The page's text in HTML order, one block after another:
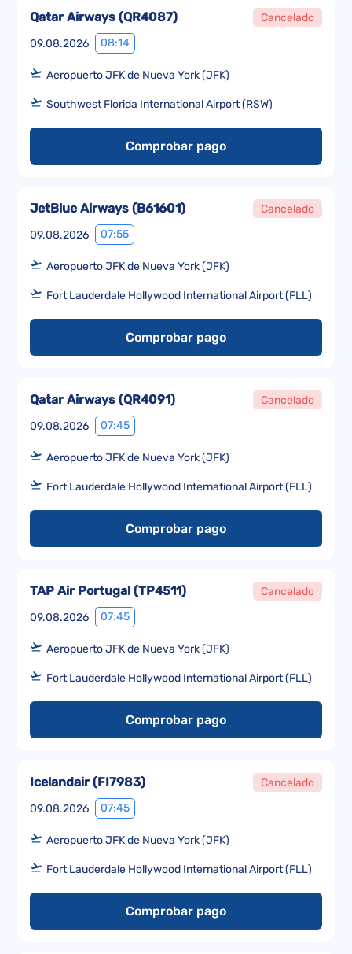
09.08.2026 08:14
Qatar Airways (QR4087) Cancelado
Aeropuerto JFK de Nueva York (JFK)
Southwest Florida International Airport (RSW)
Comprobar pago
09.08.2026 07:55
JetBlue Airways (B61601) Cancelado
Aeropuerto JFK de Nueva York (JFK)
Fort Lauderdale Hollywood International Airport (FLL)
Comprobar pago
09.08.2026 07:45
Qatar Airways (QR4091) Cancelado
Aeropuerto JFK de Nueva York (JFK)
Fort Lauderdale Hollywood International Airport (FLL)
Comprobar pago
09.08.2026 07:45
TAP Air Portugal (TP4511) Cancelado
Aeropuerto JFK de Nueva York (JFK)
Fort Lauderdale Hollywood International Airport (FLL)
Comprobar pago
09.08.2026 07:45
Icelandair(FI7983) Cancelado
Aeropuerto JFK de Nueva York (JFK)
Fort Lauderdale Hollywood International Airport (FLL)
Comprobar pago